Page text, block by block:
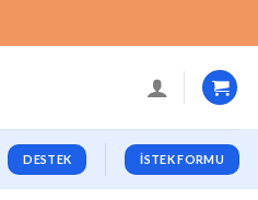
DESTEK İSTEK FORMU